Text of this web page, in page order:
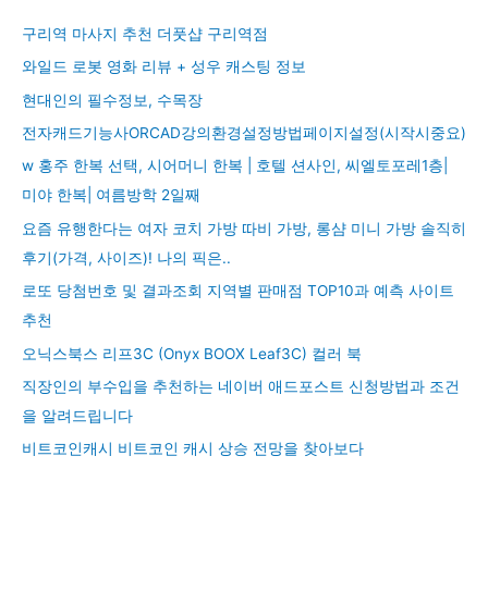
구리역 마사지 추천 더풋샵 구리역점
와일드 로봇 영화 리뷰 + 성우 캐스팅 정보
현대인의 필수정보, 수목장
전자캐드기능사ORCAD강의환경설정방법페이지설정(시작시중요)
w 홍주 한복 선택, 시어머니 한복 | 호텔 션사인, 씨엘토포레1층|
미야 한복| 여름방학 2일째
요즘 유행한다는 여자 코치 가방 따비 가방, 롱샴 미니 가방 솔직히
후기(가격, 사이즈)! 나의 픽은..
로또 당첨번호 및 결과조회 지역별 판매점 TOP10과 예측 사이트
추천
오닉스북스 리프3C (Onyx BOOX Leaf3C) 컬러 북
직장인의 부수입을 추천하는 네이버 애드포스트 신청방법과 조건
을 알려드립니다
비트코인캐시 비트코인 캐시 상승 전망을 찾아보다